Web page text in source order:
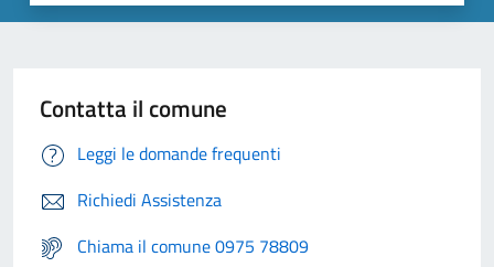
Contatta il comune
Leggi le domande frequenti
Richiedi Assistenza
Chiama il comune 0975 78809